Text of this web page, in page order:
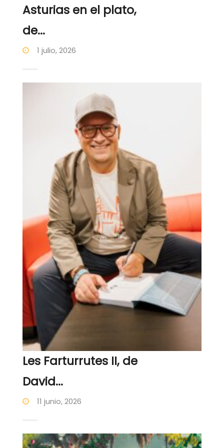
Asturias en el plato,
de...
1 julio, 2026
Les Farturrutes II, de
David...
11 junio, 2026